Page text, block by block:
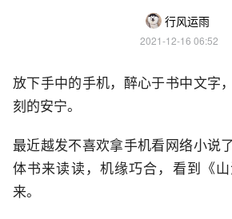
行风运雨
2021-12-16 06:52
放下手中的手机，醉心于书中文字
刻的安宁。
最近越发不喜欢拿手机看网络小说
体书来读读，机缘巧合，看到《
来。